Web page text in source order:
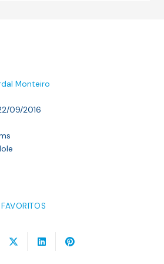
Monteiro
09/2016